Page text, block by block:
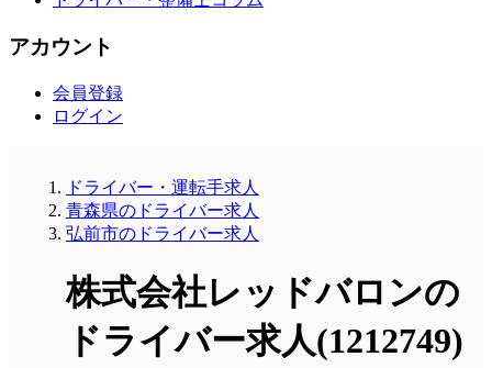
アカウント
会員登録
ログイン
ドライバー・運転手求人
青森県のドライバー求人
弘前市のドライバー求人
株式会社レッドバロンの
ドライバー求人(1212749)